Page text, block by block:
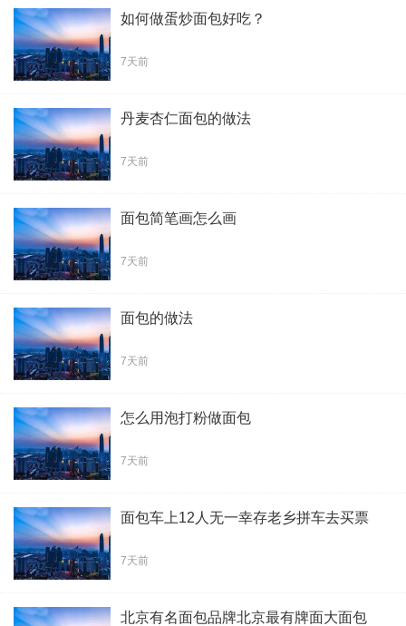
如何做蛋炒面包好吃？
7天前
丹麦杏仁面包的做法
7天前
面包简笔画怎么画
7天前
面包的做法
7天前
怎么用泡打粉做面包
7天前
面包车上12人无一幸存老乡拼车去买票
7天前
北京有名面包品牌北京最有牌面大面包